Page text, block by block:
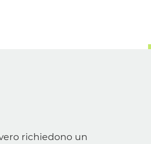
richiedono un